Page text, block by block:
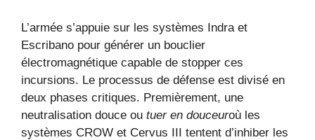
L’armée s’appuie sur les systèmes Indra et
Escribano pour générer un bouclier
électromagnétique capable de stopper ces
incursions. Le processus de défense est divisé en
deux phases critiques. Premièrement, une
neutralisation douce ou tuer en douceuroù les
systèmes CROW et Cervus III tentent d’inhiber les